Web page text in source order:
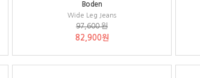
Boden
Wide Leg Jeans
97,600 원
82,900원